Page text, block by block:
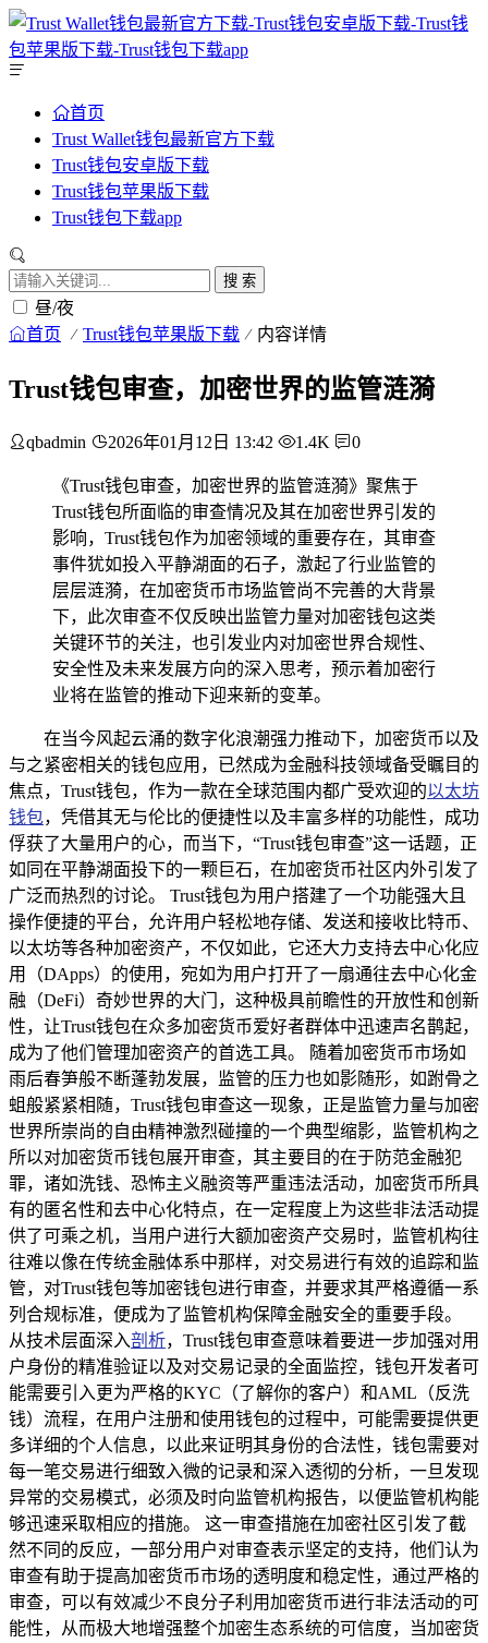
首页
Trust Wallet钱包最新官方下载
Trust钱包安卓版下载
Trust钱包苹果版下载
Trust钱包下载app
搜 索
昼/夜
首页 Trust钱包苹果版下载 内容详情
Trust钱包审查，加密世界的监管涟漪
qbadmin 2026年01月12日 13:42 1.4K 0
《Trust钱包审查，加密世界的监管涟漪》聚焦于
Trust钱包所面临的审查情况及其在加密世界引发的
影响，Trust钱包作为加密领域的重要存在，其审查
事件犹如投入平静湖面的石子，激起了行业监管的
层层涟漪，在加密货币市场监管尚不完善的大背景
下，此次审查不仅反映出监管力量对加密钱包这类
关键环节的关注，也引发业内对加密世界合规性、
安全性及未来发展方向的深入思考，预示着加密行
业将在监管的推动下迎来新的变革。
在当今风起云涌的数字化浪潮强力推动下，加密货币以及
与之紧密相关的钱包应用，已然成为金融科技领域备受瞩目的
焦点，Trust钱包，作为一款在全球范围内都广受欢迎的以太坊
钱包，凭借其无与伦比的便捷性以及丰富多样的功能性，成功
俘获了大量用户的心，而当下，“Trust钱包审查”这一话题，正
如同在平静湖面投下的一颗巨石，在加密货币社区内外引发了
广泛而热烈的讨论。 Trust钱包为用户搭建了一个功能强大且
操作便捷的平台，允许用户轻松地存储、发送和接收比特币、
以太坊等各种加密资产，不仅如此，它还大力支持去中心化应
用（DApps）的使用，宛如为用户打开了一扇通往去中心化金
融（DeFi）奇妙世界的大门，这种极具前瞻性的开放性和创新
性，让Trust钱包在众多加密货币爱好者群体中迅速声名鹊起，
成为了他们管理加密资产的首选工具。 随着加密货币市场如
雨后春笋般不断蓬勃发展，监管的压力也如影随形，如跗骨之
蛆般紧紧相随，Trust钱包审查这一现象，正是监管力量与加密
世界所崇尚的自由精神激烈碰撞的一个典型缩影，监管机构之
所以对加密货币钱包展开审查，其主要目的在于防范金融犯
罪，诸如洗钱、恐怖主义融资等严重违法活动，加密货币所具
有的匿名性和去中心化特点，在一定程度上为这些非法活动提
供了可乘之机，当用户进行大额加密资产交易时，监管机构往
往难以像在传统金融体系中那样，对交易进行有效的追踪和监
管，对Trust钱包等加密钱包进行审查，并要求其严格遵循一系
列合规标准，便成为了监管机构保障金融安全的重要手段。
从技术层面深入剖析，Trust钱包审查意味着要进一步加强对用
户身份的精准验证以及对交易记录的全面监控，钱包开发者可
能需要引入更为严格的KYC（了解你的客户）和AML（反洗
钱）流程，在用户注册和使用钱包的过程中，可能需要提供更
多详细的个人信息，以此来证明其身份的合法性，钱包需要对
每一笔交易进行细致入微的记录和深入透彻的分析，一旦发现
异常的交易模式，必须及时向监管机构报告，以便监管机构能
够迅速采取相应的措施。 这一审查措施在加密社区引发了截
然不同的反应，一部分用户对审查表示坚定的支持，他们认为
审查有助于提高加密货币市场的透明度和稳定性，通过严格的
审查，可以有效减少不良分子利用加密货币进行非法活动的可
能性，从而极大地增强整个加密生态系统的可信度，当加密货